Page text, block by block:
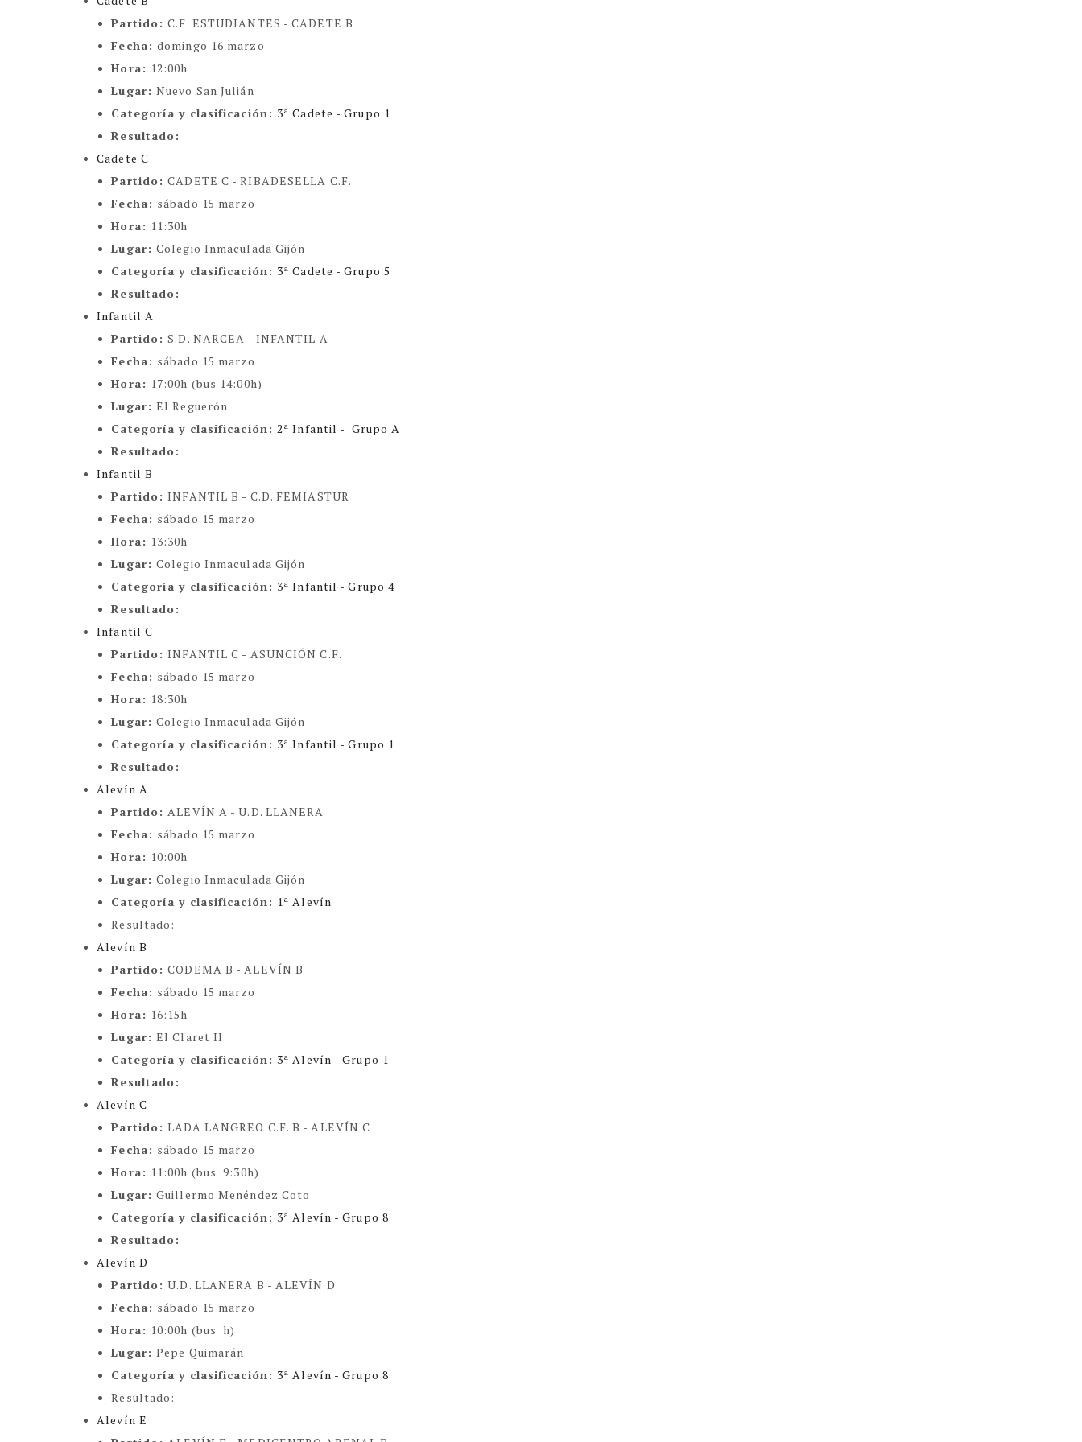
Partido:C.F. ESTUDIANTES - CADETE B
Fecha:domingo 16 marzo
Hora: 12:00h
Lugar:Nuevo San Julián
Categoría y clasificación: 3ª Cadete - Grupo 1
Resultado:
Cadete C
Partido:CADETE C - RIBADESELLA C.F.
Fecha: sábado 15 marzo
Hora: 11:30h
Lugar:Colegio Inmaculada Gijón
Categoría y clasificación: 3ª Cadete - Grupo 5
Resultado:
Infantil A
Partido:S.D. NARCEA - INFANTIL A
Fecha: sábado 15 marzo
Hora: 17:00h (bus 14:00h)
Lugar:El Reguerón
Categoría y clasificación:2ª Infantil - Grupo A
Resultado:
Infantil B
Partido:INFANTIL B - C.D. FEMIASTUR
Fecha: sábado 15 marzo
Hora: 13:30h
Lugar:Colegio Inmaculada Gijón
Categoría y clasificación: 3ª Infantil - Grupo 4
Resultado:
Infantil C
Partido:INFANTIL C - ASUNCIÓN C.F.
Fecha: sábado 15 marzo
Hora: 18:30h
Lugar:Colegio Inmaculada Gijón
Categoría y clasificación: 3ª Infantil - Grupo 1
Resultado:
Alevín A
Partido:ALEVÍN A - U.D. LLANERA
Fecha: sábado 15 marzo
Hora: 10:00h
Lugar:Colegio Inmaculada Gijón
Categoría y clasificación: 1ª Alevín
Resultado:
Alevín B
Partido:CODEMA B - ALEVÍN B
Fecha: sábado 15 marzo
Hora: 16:15h
Lugar:El Claret II
Categoría y clasificación: 3ª Alevín - Grupo 1
Resultado:
Alevín C
Partido:LADA LANGREO C.F. B - ALEVÍN C
Fecha: sábado 15 marzo
Hora: 11:00h (bus 9:30h)
Lugar:Guillermo Menéndez Coto
Categoría y clasificación: 3ª Alevín - Grupo 8
Resultado:
Alevín D
Partido:U.D. LLANERA B - ALEVÍN D
Fecha: sábado 15 marzo
Hora: 10:00h (bus h)
Lugar:Pepe Quimarán
Categoría y clasificación: 3ª Alevín - Grupo 8
Resultado:
Alevín E